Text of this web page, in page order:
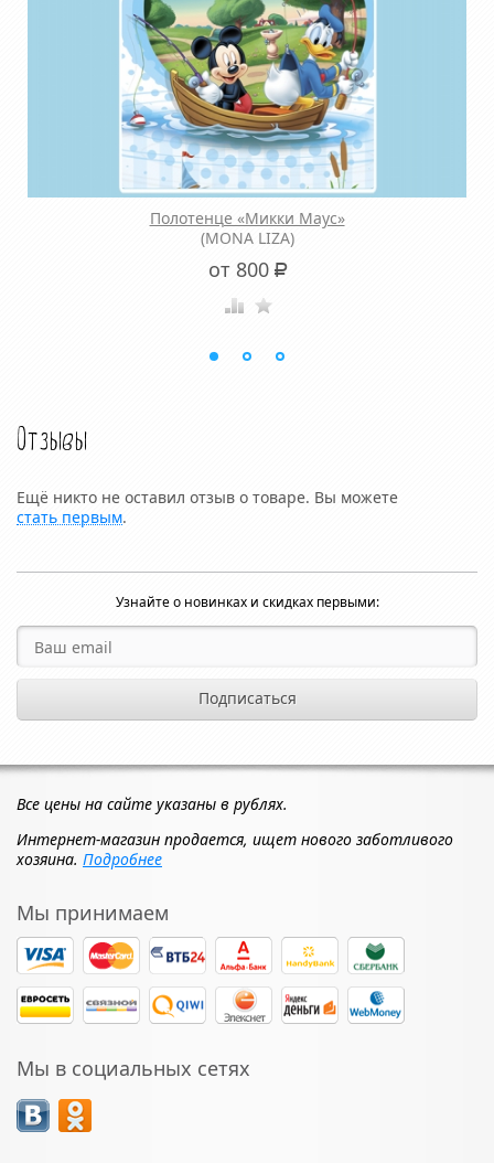
Полотенце «Микки Маус»
(MONA LIZA)
от 800 Р
Отзывы
Ещё никто не оставил отзыв о товаре. Вы можете
стать первым.
Узнайте о новинках и скидках первыми:
Все цены на сайте указаны в рублях.
Интернет-магазин продается, ищет нового заботливого
хозяина. Подробнее
Мы принимаем
Мы в социальных сетях